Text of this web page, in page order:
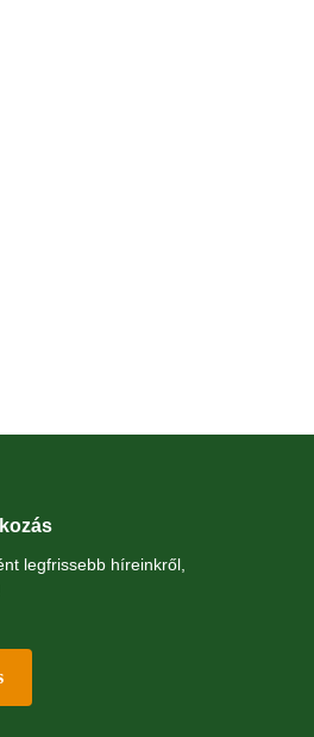
legfrissebb híreinkről,